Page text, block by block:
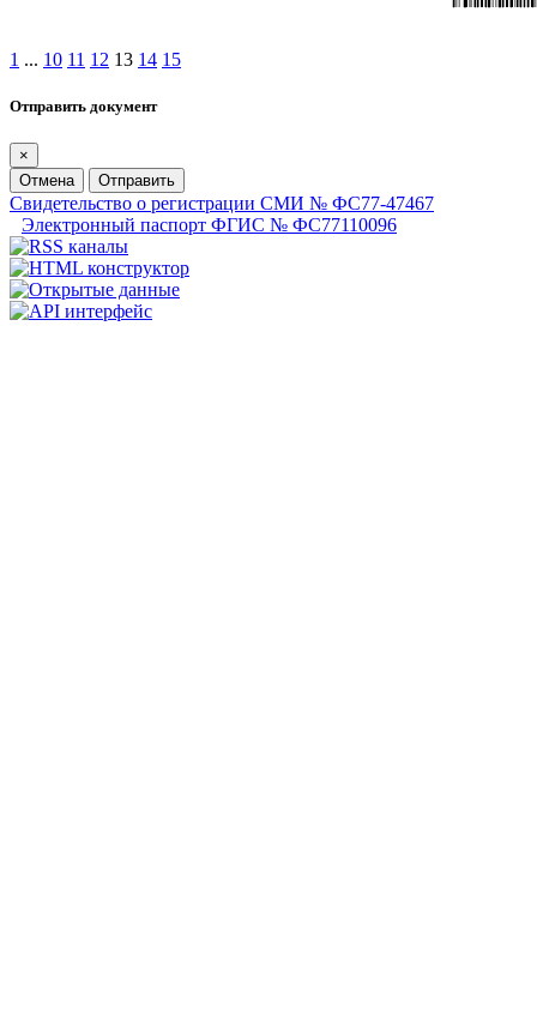
1 ... 10 11 12 13 14 15
Отправить документ
×
Отмена
Отправить
Свидетельство о регистрации СМИ № ФС77-47467
Электронный паспорт ФГИС № ФС77110096